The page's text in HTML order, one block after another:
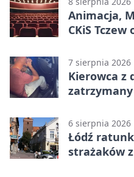
Animacja,
CKiS
7 sierpnia 2026
Kierowca z
6 sierpnia 2026
Łódź
strażaków